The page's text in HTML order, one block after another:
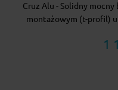
Cruz Alu - Solidny
montażowym (t-profil)
1